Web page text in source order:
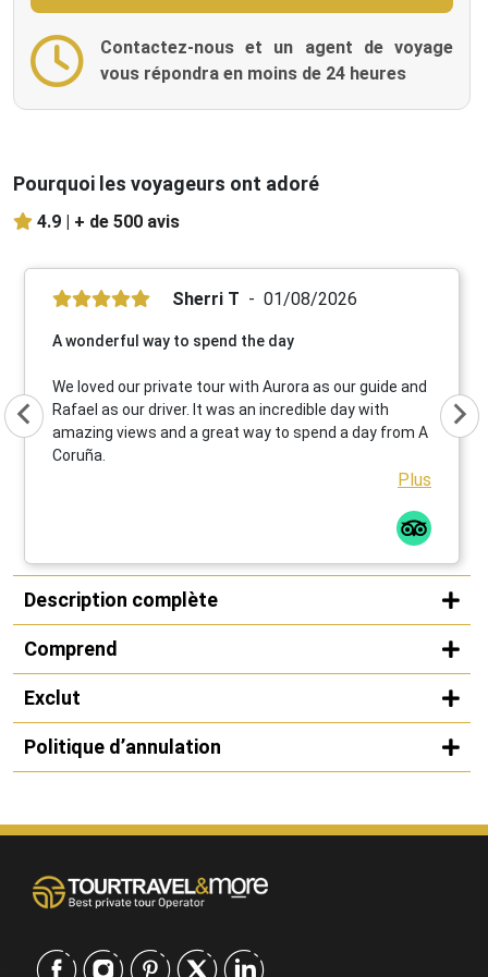
Contactez-nous et un agent de voyage
vous répondra en moins de 24 heures
Pourquoi les voyageurs ont adoré
4.9 | + de 500 avis
Sherri T 01/08/2026
A wonderful way to spend the day
We loved our private tour with Aurora as our guide and
Rafael as our driver. It was an incredible day with
amazing views and a great way to spend a day from A
Coruña.
Plus
Description complète
Comprend
Exclut
Politique d’annulation